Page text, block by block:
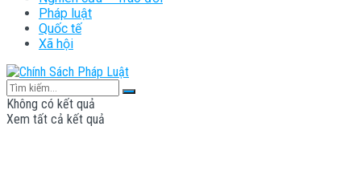
Pháp luật
Quốc tế
Xã hội
Không có kết quả
Xem tất cả kết quả